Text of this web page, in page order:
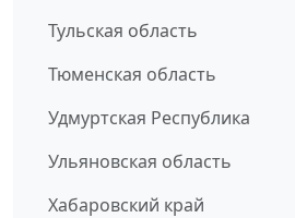
Тульская область
Тюменская область
Удмуртская Республика
Ульяновская область
Хабаровский край